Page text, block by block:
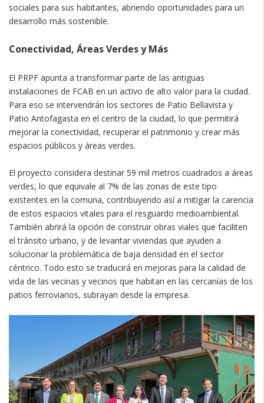
sociales para sus habitantes, abriendo oportunidades para un
desarrollo más sostenible.
Conectividad, Áreas Verdes y Más
El PRPF apunta a transformar parte de las antiguas
instalaciones de FCAB en un activo de alto valor para la ciudad.
Para eso se intervendrán los sectores de Patio Bellavista y
Patio Antofagasta en el centro de la ciudad, lo que permitirá
mejorar la conectividad, recuperar el patrimonio y crear más
espacios públicos y áreas verdes.
El proyecto considera destinar 59 mil metros cuadrados a áreas
verdes, lo que equivale al 7% de las zonas de este tipo
existentes en la comuna, contribuyendo así a mitigar la carencia
de estos espacios vitales para el resguardo medioambiental.
También abrirá la opción de construir obras viales que faciliten
el tránsito urbano, y de levantar viviendas que ayuden a
solucionar la problemática de baja densidad en el sector
céntrico. Todo esto se traducirá en mejoras para la calidad de
vida de las vecinas y vecinos que habitan en las cercanías de los
patios ferroviarios, subrayan desde la empresa.